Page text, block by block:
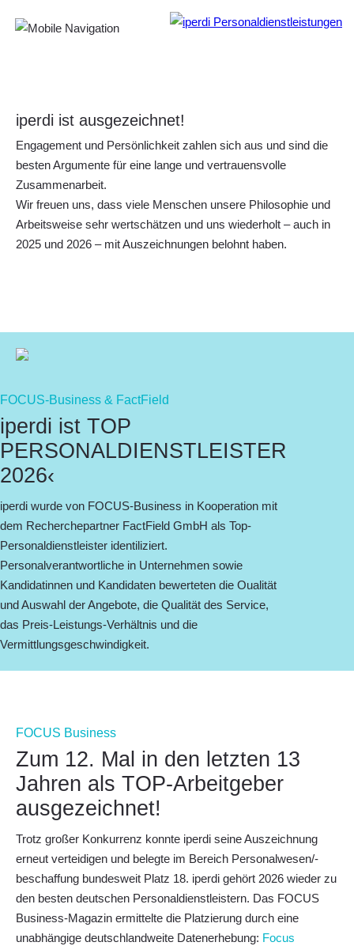
iperdi ist ausgezeichnet!
Engagement und Persönlichkeit zahlen sich aus und sind die
besten Argumente für eine lange und vertrauensvolle
Zusammenarbeit.
Wir freuen uns, dass viele Menschen unsere Philosophie und
Arbeitsweise sehr wertschätzen und uns wiederholt – auch in
2025 und 2026 – mit Auszeichnungen belohnt haben.
FOCUS-Business & FactField
iperdi ist TOP
PERSONALDIENSTLEISTER
2026‹
iperdi wurde von FOCUS-Business in Kooperation mit
dem Recherchepartner FactField GmbH als Top-
Personaldienstleister identiliziert.
Personalverantwortliche in Unternehmen sowie
Kandidatinnen und Kandidaten bewerteten die Oualität
und Auswahl der Angebote, die Qualität des Service,
das Preis-Leistungs-Verhältnis und die
Vermittlungsgeschwindigkeit.
FOCUS Business
Zum 12. Mal in den letzten 13
Jahren als TOP-Arbeitgeber
ausgezeichnet!
Trotz großer Konkurrenz konnte iperdi seine Auszeichnung
erneut verteidigen und belegte im Bereich Personalwesen/-
beschaffung bundesweit Platz 18. iperdi gehört 2026 wieder zu
den besten deutschen Personaldienstleistern. Das FOCUS
Business-Magazin ermittelte die Platzierung durch eine
unabhängige deutschlandweite Datenerhebung: Focus
Kontakt